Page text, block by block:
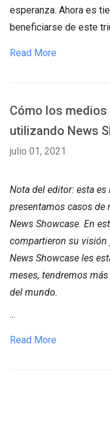
esperanza. Ahora es
beneficiarse de este
Read More
Cómo los
utilizando News
julio 01, 2021
Nota del editor: esta
presentamos casos de
News Showcase. En
compartieron su visión
News Showcase les
meses, tendremos
del mundo.
...
Read More